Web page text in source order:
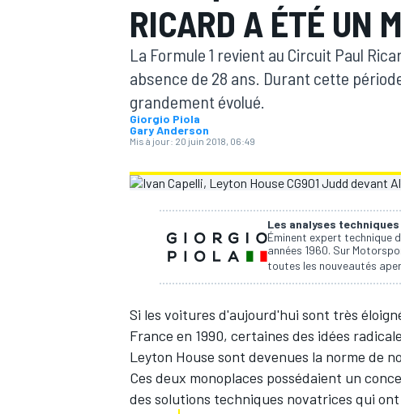
MOTOGP
RICARD A ÉTÉ UN
La Formule 1 revient au Circuit Paul
absence de 28 ans. Durant cette
grandement évolué.
Giorgio Piola
Gary Anderson
Mis à jour: 20 juin 2018, 06:49
Les analyses
Éminent expert technique
années 1960. Sur
toutes les nouveautés
Si les voitures d'aujourd'hui sont très
France en 1990, certaines des idées
Leyton House sont devenues la norme de
Ces deux monoplaces possédaient un
des solutions techniques novatrices qui